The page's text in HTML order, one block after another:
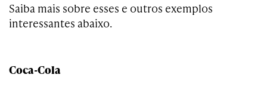
Saiba mais sobre esses e outros exemplos
interessantes abaixo.
Coca-Cola